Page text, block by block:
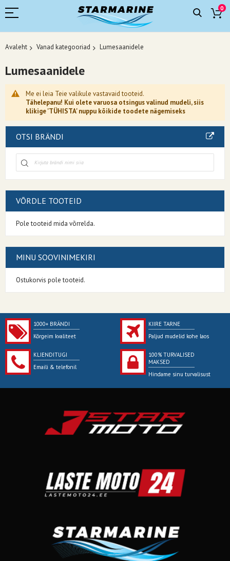
0
Avaleht Vanad kategooriad Lumesaanidele
Lumesaanidele
Me ei leia Teie valikule vastavaid tooteid.
Tähelepanu! Kui olete varuosa otsingus valinud mudeli, siis
klikige 'TÜHISTA' nuppu kõikide toodete nägemiseks
OTSI BRÄNDI
VÕRDLE TOOTEID
Pole tooteid mida võrrelda.
MINU SOOVINIMEKIRI
Ostukorvis pole tooteid.
1000+ BRÄNDI
Kõrgeim kvaliteet
KIIRE TARNE
Paljud mudelid kohe laos
KLIENDITUGI
Emaili & telefonil
100% TURVALISED
MAKSED
Hindame sinu turvalisust